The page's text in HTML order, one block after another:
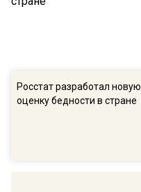
Росстат разработал новую
оценку бедности в стране